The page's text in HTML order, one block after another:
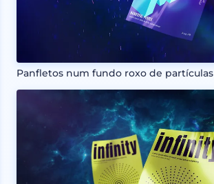
Panfletos num fundo roxo de partículas